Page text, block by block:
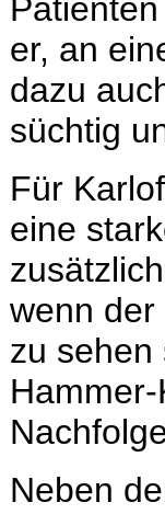
er, an
dazu
süchtig
Für
eine
wenn
zu sehen
Neben